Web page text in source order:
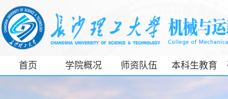
首页 学院概况 师资队伍 本科生教育
工信部专精特